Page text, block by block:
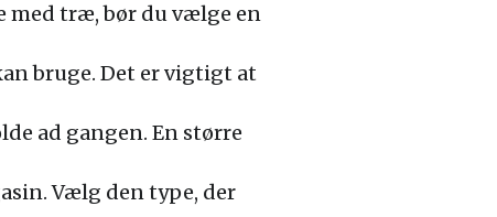
med træ, bør du vælge en
bruge. Det er vigtigt at
ad gangen. En større
Vælg den type, der